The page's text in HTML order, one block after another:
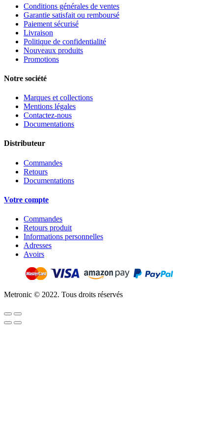
Conditions générales de ventes
Garantie satisfait ou remboursé
Paiement sécurisé
Livraison
Politique de confidentialité
Nouveaux produits
Promotions
Notre société
Marques et collections
Mentions légales
Contactez-nous
Documentations
Distributeur
Commandes
Retours
Documentations
Votre compte
Commandes
Retours produit
Informations personnelles
Adresses
Avoirs
Metronic © 2022. Tous droits réservés